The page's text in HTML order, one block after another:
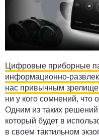
Цифровые приборные
информационно-
нас привычным
ни у кого сомнений, что
Одним из таких
который будет в
в своем тактильном